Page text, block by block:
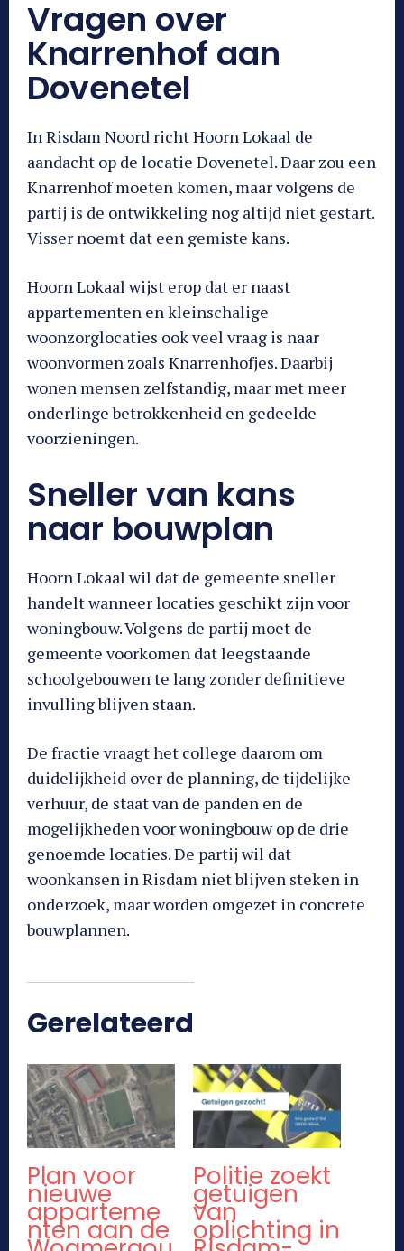
Vragen over
Knarrenhof aan
Dovenetel
In Risdam Noord richt Hoorn Lokaal de
aandacht op de locatie Dovenetel. Daar zou een
Knarrenhof moeten komen, maar volgens de
partij is de ontwikkeling nog altijd niet gestart.
Visser noemt dat een gemiste kans.
Hoorn Lokaal wijst erop dat er naast
appartementen en kleinschalige
woonzorglocaties ook veel vraag is naar
woonvormen zoals Knarrenhofjes. Daarbij
wonen mensen zelfstandig, maar met meer
onderlinge betrokkenheid en gedeelde
voorzieningen.
Sneller van kans
naar bouwplan
Hoorn Lokaal wil dat de gemeente sneller
handelt wanneer locaties geschikt zijn voor
woningbouw. Volgens de partij moet de
gemeente voorkomen dat leegstaande
schoolgebouwen te lang zonder definitieve
invulling blijven staan.
De fractie vraagt het college daarom om
duidelijkheid over de planning, de tijdelijke
verhuur, de staat van de panden en de
mogelijkheden voor woningbouw op de drie
genoemde locaties. De partij wil dat
woonkansen in Risdam niet blijven steken in
onderzoek, maar worden omgezet in concrete
bouwplannen.
Gerelateerd
Plan voor
nieuwe
apparteme
nten aan de
Politie zoekt
getuigen
van
oplichting in